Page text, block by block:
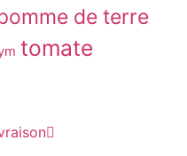
de terre
tomate